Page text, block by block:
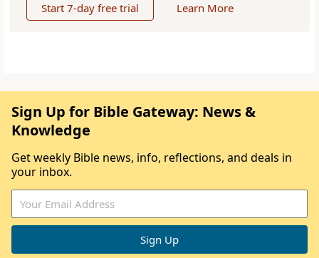
Start 7-day free trial Learn More
Sign Up for Bible Gateway: News &
Knowledge
Get weekly Bible news, info, reflections, and deals in
your inbox.